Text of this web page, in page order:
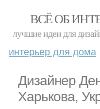
ВСЁ ОБ
лучшие идеи для
интерьер для дома
Дизайнер
Харькова,